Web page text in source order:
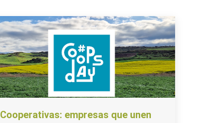
Cooperativas: empresas que unen